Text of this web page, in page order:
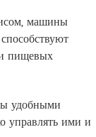
машины
пищевых
удобными
управлять ими и